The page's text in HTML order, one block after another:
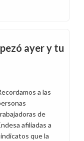
ayer y tu
a las
de
afiliadas a
que la